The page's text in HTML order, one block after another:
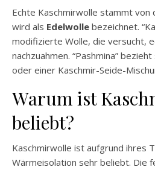
Echte Kaschmirwolle stammt von
wird als Edelwolle bezeichnet.
modifizierte Wolle, die versucht,
nachzuahmen. “Pashmina”
oder einer Kaschmir-Seide-
Warum ist
beliebt?
Kaschmirwolle ist aufgrund ihres
Wärmeisolation sehr beliebt. Die